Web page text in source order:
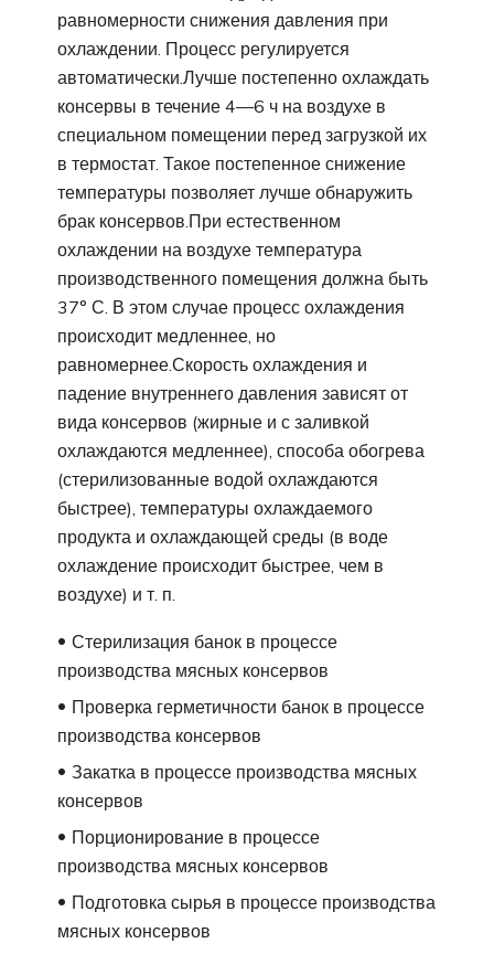
равномерности снижения давления при
охлаждении. Процесс регулируется
автоматически.Лучше постепенно охлаждать
консервы в течение 4—6 ч на воздухе в
специальном помещении перед загрузкой их
в термостат. Такое постепенное снижение
температуры позволяет лучше обнаружить
брак консервов.При естественном
охлаждении на воздухе температура
производственного помещения должна быть
37° С. В этом случае процесс охлаждения
происходит медленнее, но
равномернее.Скорость охлаждения и
падение внутреннего давления зависят от
вида консервов (жирные и с заливкой
охлаждаются медленнее), способа обогрева
(стерилизованные водой охлаждаются
быстрее), температуры охлаждаемого
продукта и охлаждающей среды (в воде
охлаждение происходит быстрее, чем в
воздухе) и т. п.
Стерилизация банок в процессе
производства мясных консервов
Проверка герметичности банок в процессе
производства консервов
Закатка в процессе производства мясных
консервов
Порционирование в процессе
производства мясных консервов
Подготовка сырья в процессе производства
мясных консервов